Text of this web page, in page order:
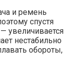
и ремень
спустя
увеличивается
нестабильно
обороты,